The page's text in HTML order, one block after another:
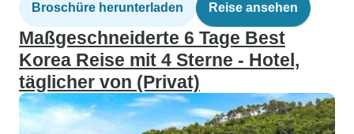
Broschüre herunterladen Reise ansehen
Maßgeschneiderte 6 Tage Best
Korea Reise mit 4 Sterne - Hotel,
täglicher von (Privat)